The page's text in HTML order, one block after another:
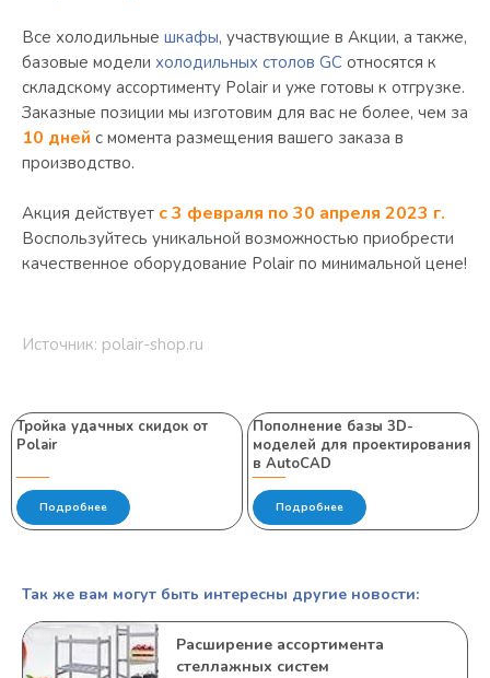
Все холодильные шкафы, участвующие в Акции, а также,
базовые модели холодильных столов GC относятся к
складскому ассортименту Polair и уже готовы к отгрузке.
Заказные позиции мы изготовим для вас не более, чем за
10 дней с момента размещения вашего заказа в
производство.
Акция действует с 3 февраля по 30 апреля 2023 г.
Воспользуйтесь уникальной возможностью приобрести
качественное оборудование Polair по минимальной цене!
Источник: polair-shop.ru
Тройка удачных скидок от
Polair
Подробнее
Пополнение базы 3D-
моделей для проектирования
в AutoCAD
Подробнее
Так же вам могут быть интересны другие новости:
Расширение ассортимента
стеллажных систем